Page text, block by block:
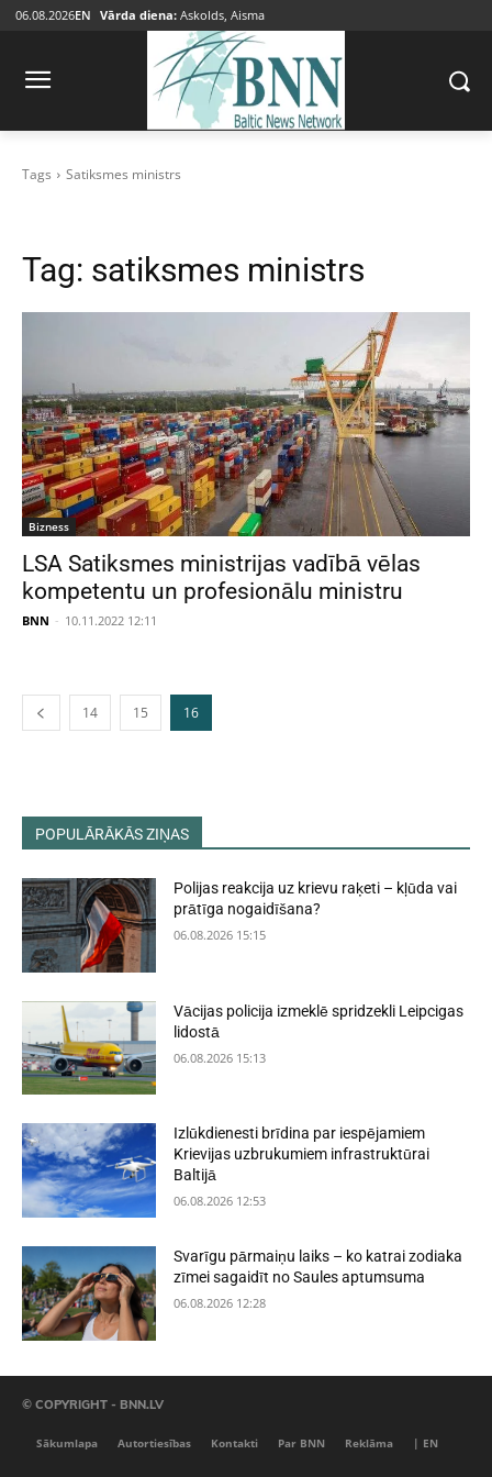
06.08.2026EN Vārda diena: Askolds, Aisma
Tags Satiksmes ministrs
Tag: satiksmes ministrs
Bizness
LSA Satiksmes ministrijas vadībā vēlas
kompetentu un profesionālu ministru
BNN - 10.11.2022 12:11
14 15 16
POPULĀRĀKĀS ZIŅAS
Polijas reakcija uz krievu raķeti – kļūda vai
prātīga nogaidīšana?
06.08.2026 15:15
Vācijas policija izmeklē spridzekli Leipcigas
lidostā
06.08.2026 15:13
Izlūkdienesti brīdina par iespējamiem
Krievijas uzbrukumiem infrastruktūrai
Baltijā
06.08.2026 12:53
Svarīgu pārmaiņu laiks – ko katrai zodiaka
zīmei sagaidīt no Saules aptumsuma
06.08.2026 12:28
© COPYRIGHT - BNN.LV
Sākumlapa Autortiesības Kontakti Par BNN Reklāma | EN